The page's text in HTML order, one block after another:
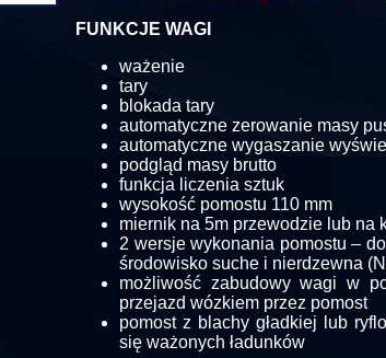
FUNKCJE WAGI
ważenie
tary
blokada tary
automatyczne zerowanie masy
automatyczne wygaszanie
podgląd masy brutto
funkcja liczenia sztuk
wysokość pomostu 110 mm
miernik na 5m przewodzie lub na
2 wersje wykonania pomostu –
środowisko suche i nierdzewna
możliwość zabudowy wagi w
przejazd wózkiem przez pomost
pomost z blachy gładkiej lub
się ważonych ładunków